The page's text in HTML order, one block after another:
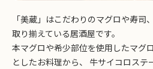
「美蔵」はこだわりのマグロや寿司
取り揃えている居酒屋です。
本マグロや希少部位を使用したマグ
としたお料理から、 牛サイコロス